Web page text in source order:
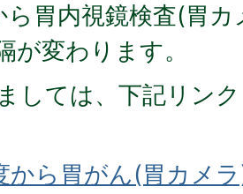
胃内視鏡検査(胃
が変わります。
しては、下記リン
から胃がん(胃カメ